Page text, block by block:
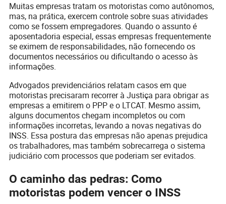
Muitas empresas tratam os motoristas como autônomos,
mas, na prática, exercem controle sobre suas atividades
como se fossem empregadores. Quando o assunto é
aposentadoria especial, essas empresas frequentemente
se eximem de responsabilidades, não fornecendo os
documentos necessários ou dificultando o acesso às
informações.
Advogados previdenciários relatam casos em que
motoristas precisaram recorrer à Justiça para obrigar as
empresas a emitirem o PPP e o LTCAT. Mesmo assim,
alguns documentos chegam incompletos ou com
informações incorretas, levando a novas negativas do
INSS. Essa postura das empresas não apenas prejudica
os trabalhadores, mas também sobrecarrega o sistema
judiciário com processos que poderiam ser evitados.
O caminho das pedras: Como
motoristas podem vencer o INSS